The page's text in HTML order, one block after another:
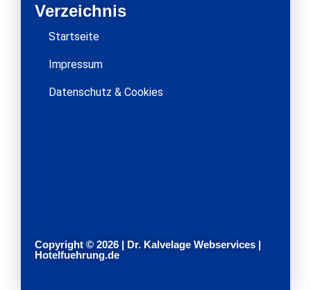
Verzeichnis
Startseite
Impressum
Datenschutz & Cookies
Copyright © 2026 | Dr. Kalvelage Webservices |
Hotelfuehrung.de